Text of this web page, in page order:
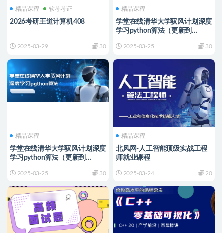
精品课程 软考考证
2026考研王道计算机408
2025-03-29 30
精品课程
学堂在线清华大学驭风计划深度
学习python算法（更新到
2025-03-25 30
精品课程
学堂在线清华大学驭风计划深度
学习python算法（更新到
2025-03-25 30
精品课程
北风网-人工智能顶级实战工程
师就业课程
2025-03-24 20